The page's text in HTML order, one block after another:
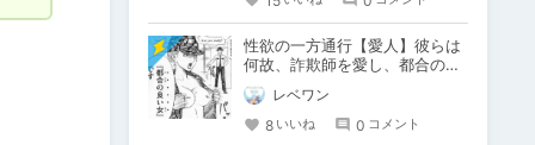
性欲の一方通行【愛人】彼らは
何故、詐欺師を愛し、都合の良
い肉便器を甘受してしまうの
か？レベワン
8 いいね 0 コメント